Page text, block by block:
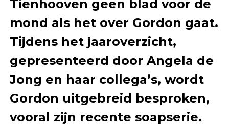
Tienhooven geen blad voor de
mond als het over Gordon gaat.
Tijdens het jaaroverzicht,
gepresenteerd door Angela de
Jong en haar collega’s, wordt
Gordon uitgebreid besproken,
vooral zijn recente soapserie.